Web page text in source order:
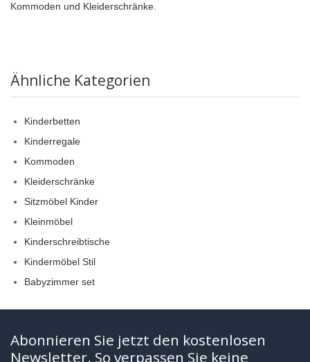
Kommoden und Kleiderschränke.
Ähnliche Kategorien
Kinderbetten
Kinderregale
Kommoden
Kleiderschränke
Sitzmöbel Kinder
Kleinmöbel
Kinderschreibtische
Kindermöbel Stil
Babyzimmer set
Abonnieren Sie jetzt den kostenlosen
Newsletter. So verpassen Sie keine